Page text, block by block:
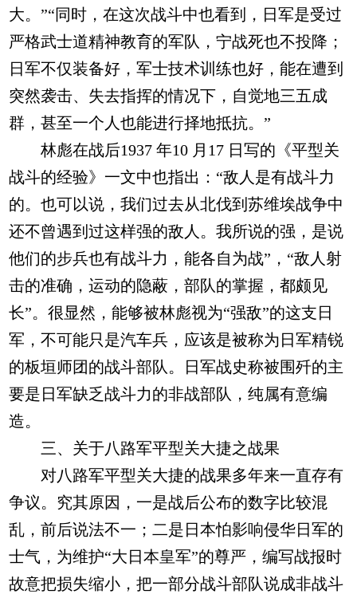
大。”“同时，在这次战斗中也看到，日军是受过
严格武士道精神教育的军队，宁战死也不投降；
日军不仅装备好，军士技术训练也好，能在遭到
突然袭击、失去指挥的情况下，自觉地三五成
群，甚至一个人也能进行择地抵抗。”
林彪在战后1937 年10 月17 日写的《平型关
战斗的经验》一文中也指出：“敌人是有战斗力
的。也可以说，我们过去从北伐到苏维埃战争中
还不曾遇到过这样强的敌人。我所说的强，是说
他们的步兵也有战斗力，能各自为战”，“敌人射
击的准确，运动的隐蔽，部队的掌握，都颇见
长”。很显然，能够被林彪视为“强敌”的这支日
军，不可能只是汽车兵，应该是被称为日军精锐
的板垣师团的战斗部队。日军战史称被围歼的主
要是日军缺乏战斗力的非战部队，纯属有意编
造。
三、关于八路军平型关大捷之战果
对八路军平型关大捷的战果多年来一直存有
争议。究其原因，一是战后公布的数字比较混
乱，前后说法不一；二是日本怕影响侵华日军的
士气，为维护“大日本皇军”的尊严，编写战报时
故意把损失缩小，把一部分战斗部队说成非战斗